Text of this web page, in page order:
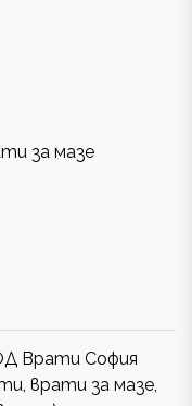
за мазе
Врати София
врати за мазе,